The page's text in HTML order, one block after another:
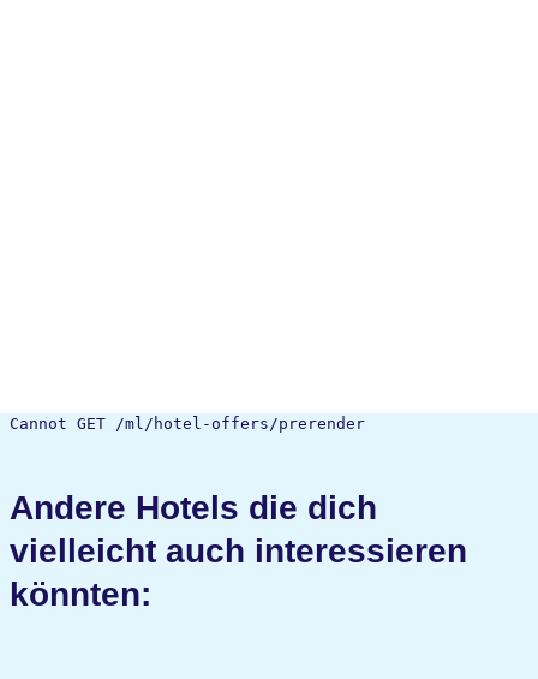
Cannot GET /ml/hotel-offers/prerender
Andere Hotels die dich
vielleicht auch interessieren
könnten: